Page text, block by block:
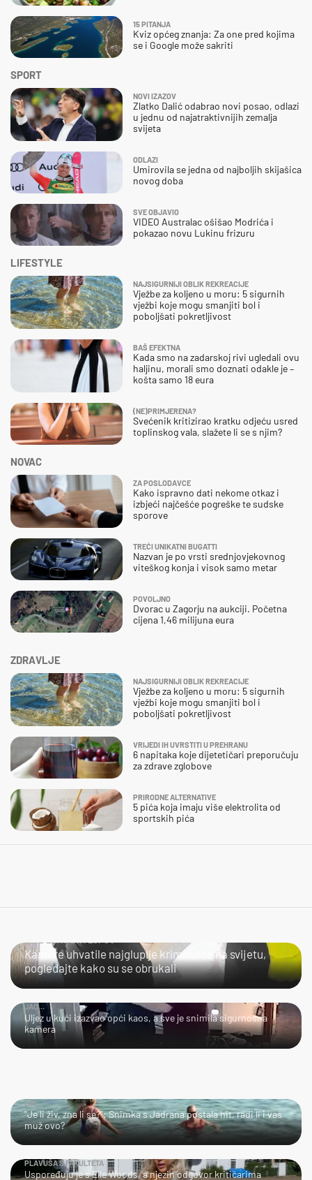
ZDRAVLJE
NAJSIGURNIJI OBLIK REKREACIJE
Vježbe za koljeno u moru: 5 sigurnih
vježbi koje mogu smanjiti bol i
poboljšati pokretljivost
VRIJEDI IH UVRSTITI U PREHRANU
6 napitaka koje dijetetičari preporučuju
za zdrave zglobove
PRIRODNE ALTERNATIVE
5 pića koja imaju više elektrolita od
sportskih pića
SPORT
NOVI IZAZOV
Zlatko Dalić odabrao novi posao, odlazi
u jednu od najatraktivnijih zemalja
svijeta
ODLAZI
Umirovila se jedna od najboljih skijašica
novog doba
SVE OBJAVIO
VIDEO Australac ošišao Modrića i
pokazao novu Lukinu frizuru
15 PITANJA
Kviz općeg znanja: Za one pred kojima
se i Google može sakriti
NOVAC
ZA POSLODAVCE
Kako ispravno dati nekome otkaz i
izbjeći najčešće pogreške te sudske
sporove
TREĆI UNIKATNI BUGATTI
Nazvan je po vrsti srednjovjekovnog
viteškog konja i visok samo metar
POVOLJNO
Dvorac u Zagorju na aukciji. Početna
cijena 1,46 milijuna eura
LIFESTYLE
NAJSIGURNIJI OBLIK REKREACIJE
Vježbe za koljeno u moru: 5 sigurnih
vježbi koje mogu smanjiti bol i
poboljšati pokretljivost
BAŠ EFEKTNA
Kada smo na zadarskoj rivi ugledali ovu
haljinu, morali smo doznati odakle je –
košta samo 18 eura
(NE)PRIMJERENA?
Svećenik kritizirao kratku odjeću usred
toplinskog vala, slažete li se s njim?
Kamere uhvatile najgluplje kriminalce na svijetu,
pogledajte kako su se obrukali
JAO...
Uljez u kući izazvao opći kaos, a sve je snimila sigurnosna
kamera
LOL
"Je li živ, zna li se?": Snimka s Jadrana postala hit, radi li i vaš
muž ovo?
PLAVUŠA S FAKULTETA
Uspoređuju je s Elle Woods, a njezin odgovor kritičarima